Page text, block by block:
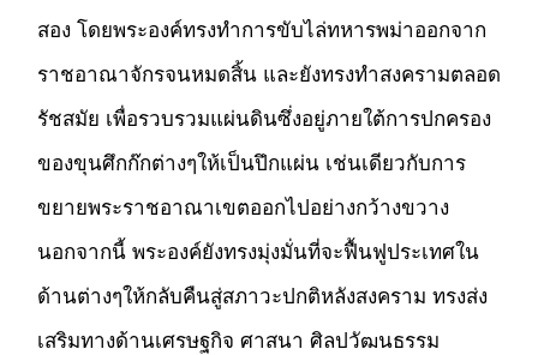
สอง โดยพระองค์ทรงทำการขับไล่ทหารพม่าออกจาก
ราชอาณาจักรจนหมดสิ้น และยังทรงทำสงครามตลอด
รัชสมัย เพื่อรวบรวมแผ่นดินซึ่งอยู่ภายใต้การปกครอง
ของขุนศึกก๊กต่างๆให้เป็นปึกแผ่น เช่นเดียวกับการ
ขยายพระราชอาณาเขตออกไปอย่างกว้างขวาง
นอกจากนี้ พระองค์ยังทรงมุ่งมั่นที่จะฟื้นฟูประเทศใน
ด้านต่างๆให้กลับคืนสู่สภาวะปกติหลังสงคราม ทรงส่ง
เสริมทางด้านเศรษฐกิจ ศาสนา ศิลปวัฒนธรรม